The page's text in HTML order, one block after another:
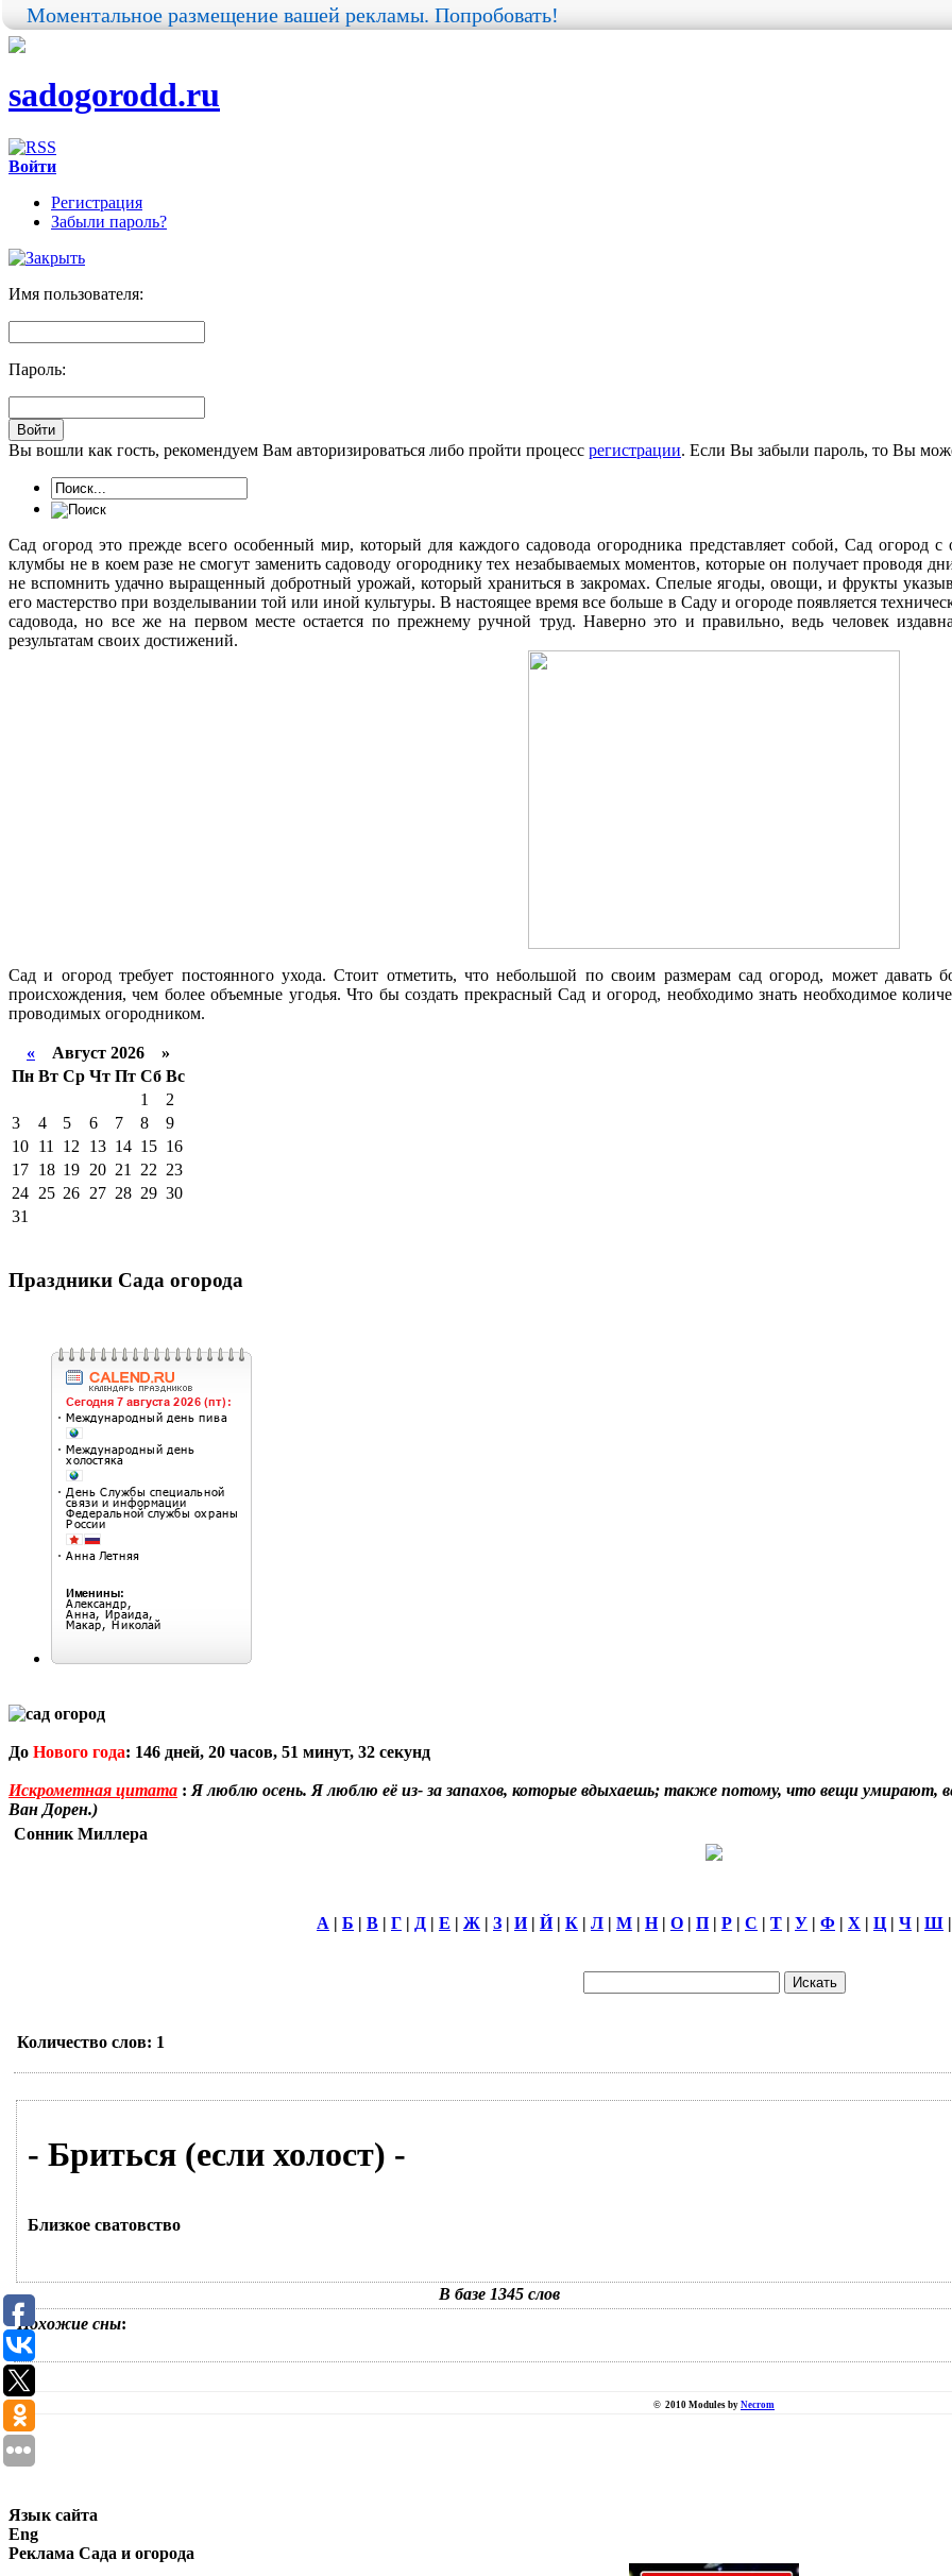
Моментальное размещение вашей рекламы. Попробовать!
sadogorodd.ru
Войти
Регистрация
Забыли пароль?
Имя пользователя:
Пароль:
Вы вошли как гость, рекомендуем Вам авторизироваться либо пройти процесс регистрации. Если Вы забыли пароль, то Вы
Сад огород это прежде всего особенный мир, который для каждого садовода огородника представляет собой, Cад
клумбы не в коем разе не смогут заменить садоводу огороднику тех незабываемых моментов, которые он получает
не вспомнить удачно выращенный добротный урожай, который храниться в закромах. Спелые ягоды, овощи, и фрукты
его мастерство при возделывании той или иной культуры. В настоящее время все больше в Cаду и огороде появляется
садовода, но все же на первом месте остается по прежнему ручной труд. Наверно это и правильно, ведь человек
результатам своих достижений.
Сад и огород требует постоянного ухода. Стоит отметить, что небольшой по своим размерам сад огород, может давать
происхождения, чем более объемные угодья. Что бы создать прекрасный Сад и огород, необходимо знать необходимое
проводимых огородником.
« Август 2026 »
Пн Вт Ср Чт Пт Сб Вс
1
2
3
4 5 6 7 8
9
10 11 12 13 14 15 16
17 18 19 20 21 22 23
24 25 26 27 28 29 30
31
Праздники Сада огорода
До Нового года: 146 дней, 20 часов, 51 минут, 32 секунд
Искрометная цитата : Я люблю осень. Я люблю её из- за запахов, которые вдыхаешь; также потому, что вещи умирают,
Ван Дорен.)
Сонник Миллера
А | Б | В | Г | Д | Е | Ж | З | И| Й| К | Л | М | Н| О | П | Р | С | Т | У | Ф | Х | Ц | Ч | Ш |
Количество слов: 1
- Бриться (если холост) -
Близкое сватовство
В базе 1345 слов
Похожие сны:
© 2010 Modules by Necrom
Язык сайта
Eng
Реклама Сада и огорода